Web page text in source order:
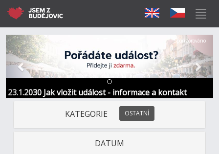
23.1.2030 Jak vložit událost - informace a kontakt
Předchozí Další
Sponzorováno
KATEGORIE OSTATNÍ
DATUM